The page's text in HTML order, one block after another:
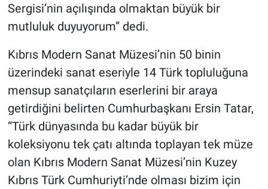
Sergisi’nin açılışında olmaktan büyük bir
mutluluk duyuyorum” dedi.
Kıbrıs Modern Sanat Müzesi’nin 50 binin
üzerindeki sanat eseriyle 14 Türk topluluğuna
mensup sanatçıların eserlerini bir araya
getirdiğini belirten Cumhurbaşkanı Ersin Tatar,
“Türk dünyasında bu kadar büyük bir
koleksiyonu tek çatı altında toplayan tek müze
olan Kıbrıs Modern Sanat Müzesi’nin Kuzey
Kıbrıs Türk Cumhuriyti’nde olması bizim için